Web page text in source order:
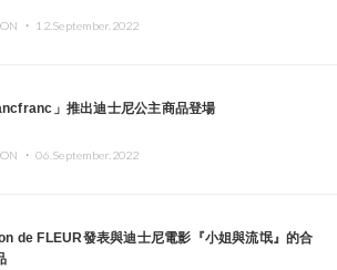
・ 12.September.2022
」推出迪士尼公主商品登場
・06.September.2022
de FLEUR發表與迪士尼電影『小姐與流氓』的合